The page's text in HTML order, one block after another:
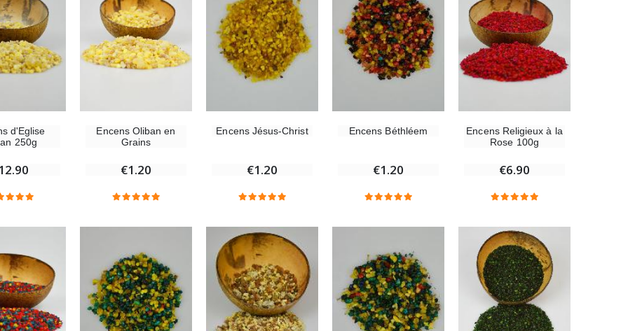
d'Eglise
250g
Encens Oliban en
Grains
€1.20
Encens Jésus-Christ
€1.20
Encens Béthléem
€1.20
Encens Religieux à la
Rose 100g
€6.90
€5.00
Croix Enfant en Bois Eglise Papillons et Arc-en-ciel 15 cm
€23.00
Huile d'Onction
€9.90
Bougie Neuvaine pour une Guérison - 17.5cm
€4.90
€5.00
€23.00